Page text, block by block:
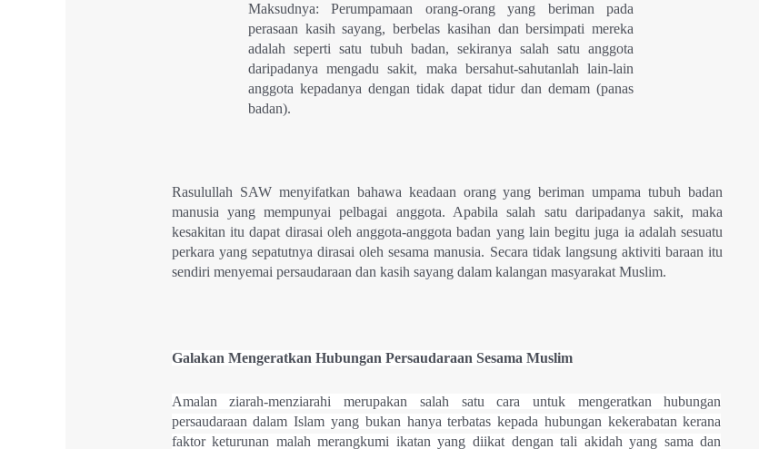
Maksudnya: Perumpamaan orang-orang yang beriman pada
perasaan kasih sayang, berbelas kasihan dan bersimpati mereka
adalah seperti satu tubuh badan, sekiranya salah satu anggota
daripadanya mengadu sakit, maka bersahut-sahutanlah lain-lain
anggota kepadanya dengan tidak dapat tidur dan demam (panas
badan).
Rasulullah SAW menyifatkan bahawa keadaan orang yang beriman umpama tubuh badan
manusia yang mempunyai pelbagai anggota. Apabila salah satu daripadanya sakit, maka
kesakitan itu dapat dirasai oleh anggota-anggota badan yang lain begitu juga ia adalah sesuatu
perkara yang sepatutnya dirasai oleh sesama manusia. Secara tidak langsung aktiviti baraan itu
sendiri menyemai persaudaraan dan kasih sayang dalam kalangan masyarakat Muslim.
Galakan Mengeratkan Hubungan Persaudaraan Sesama Muslim
Amalan ziarah-menziarahi merupakan salah satu cara untuk mengeratkan hubungan
persaudaraan dalam Islam yang bukan hanya terbatas kepada hubungan kekerabatan kerana
faktor keturunan malah merangkumi ikatan yang diikat dengan tali akidah yang sama dan